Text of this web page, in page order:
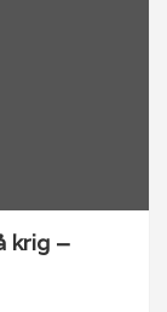
krig –